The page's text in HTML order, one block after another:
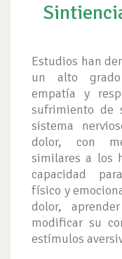
Estudios han
un alto
empatía y
sufrimiento de
sistema
dolor, con
similares a los
capacidad
físico y
dolor,
modificar su
estímulos